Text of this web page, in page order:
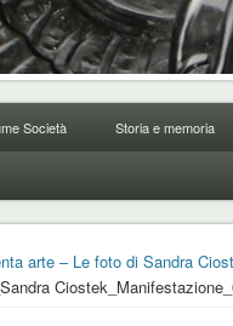
Società Storia e memoria
arte – Le foto di Sandra